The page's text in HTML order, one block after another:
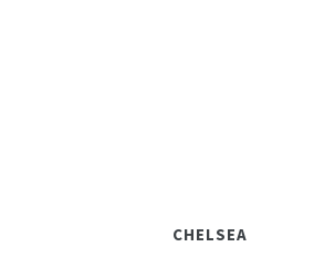
CHELSEA